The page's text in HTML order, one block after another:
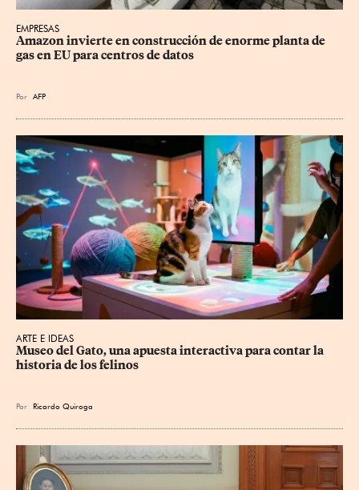
EMPRESAS
Amazon invierte en construcción de enorme planta de
gas en EU para centros de datos
Por AFP
ARTE E IDEAS
Museo del Gato, una apuesta interactiva para contar la
historia de los felinos
Por Ricardo Quiroga